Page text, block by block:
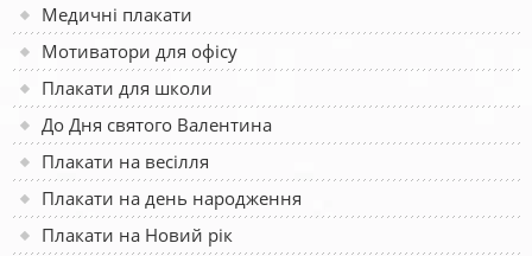
Медичні плакати
Мотиватори для офісу
Плакати для школи
До Дня святого Валентина
Плакати на весілля
Плакати на день народження
Плакати на Новий рік